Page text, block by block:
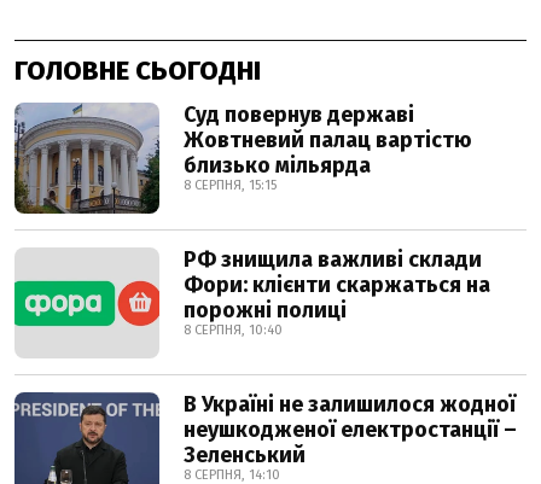
ГОЛОВНЕ СЬОГОДНІ
Суд повернув державі
Жовтневий палац вартістю
близько мільярда
8 СЕРПНЯ, 15:15
РФ знищила важливі склади
Фори: клієнти скаржаться на
порожні полиці
8 СЕРПНЯ, 10:40
В Україні не залишилося жодної
неушкодженої електростанції –
Зеленський
8 СЕРПНЯ, 14:10